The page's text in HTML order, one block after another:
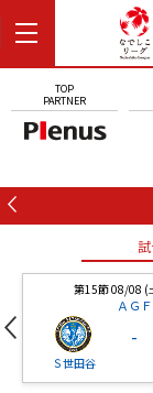
TOP
PARTNER
第15節 08/08 (
ＡＧＦ
Ｓ世田谷
-